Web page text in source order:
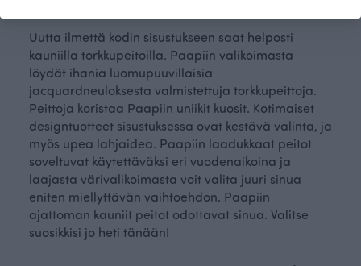
Uutta ilmettä kodin sisustukseen saat helposti
kauniilla torkkupeitoilla. Paapiin valikoimasta
löydät ihania luomupuuvillaisia
jacquardneuloksesta valmistettuja torkkupeittoja.
Peittoja koristaa Paapiin uniikit kuosit. Kotimaiset
designtuotteet sisustuksessa ovat kestävä valinta, ja
myös upea lahjaidea. Paapiin laadukkaat peitot
soveltuvat käytettäväksi eri vuodenaikoina ja
laajasta värivalikoimasta voit valita juuri sinua
eniten miellyttävän vaihtoehdon. Paapiin
ajattoman kauniit peitot odottavat sinua. Valitse
suosikkisi jo heti tänään!